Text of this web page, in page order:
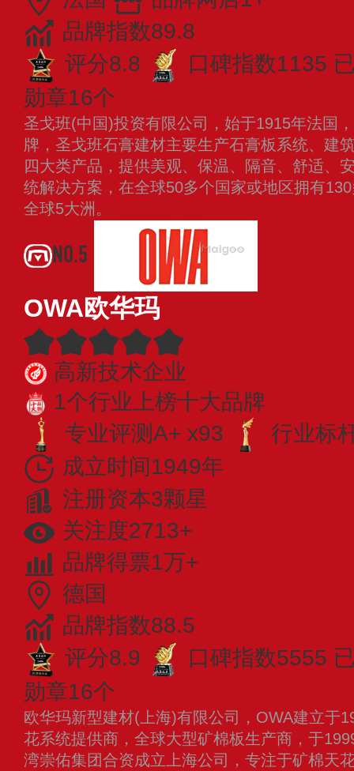
品牌指数89.8
评分8.8
口碑指数1135
勋章16个
圣戈班(中国)投资有限公司，始于1915年法国
牌，圣戈班石膏建材主要生产石膏板系统、建
四大类产品，提供美观、保温、隔音、舒适、
统解决方案，在全球50多个国家或地区拥有
全球5大洲。
NO.5
OWA欧华玛
高新技术企业
1个行业上榜十大品牌
专业评测A+ x93
行业标
成立时间1949年
注册资本3颗星
关注度2713+
品牌得票1万+
德国
品牌指数88.5
评分8.9
口碑指数5555
勋章16个
欧华玛新型建材(上海)有限公司，OWA建立于
花系统提供商，全球大型矿棉板生产商，于
湾崇佑集团合资成立上海公司，专注于矿棉天